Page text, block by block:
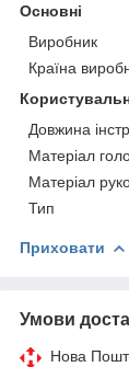
Основні
Виробник
Країна
Довжина
Матеріал
Матеріал
Тип
Приховати
Умови
Нова